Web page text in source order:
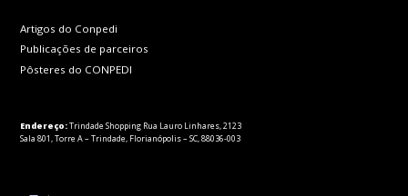
Artigos do Conpedi
Publicações de parceiros
Pôsteres do CONPEDI
Endereço:Trindade Shopping Rua Lauro Linhares, 2123
Sala 801, Torre A – Trindade, Florianópolis – SC, 88036-003